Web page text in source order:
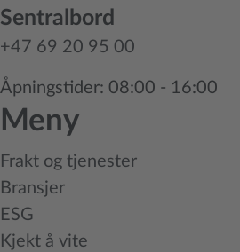
Sentralbord
+47 69 20 95 00
Åpningstider: 08:00 - 16:00
Meny
Frakt og tjenester
Bransjer
ESG
Kjekt å vite